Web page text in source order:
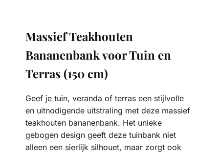
Massief Teakhouten
Bananenbank voor Tuin en
Terras (150 cm)
Geef je tuin, veranda of terras een stijlvolle
en uitnodigende uitstraling met deze massief
teakhouten bananenbank. Het unieke
gebogen design geeft deze tuinbank niet
alleen een sierlijk silhouet, maar zorgt ook